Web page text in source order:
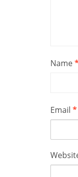
Name
Email *